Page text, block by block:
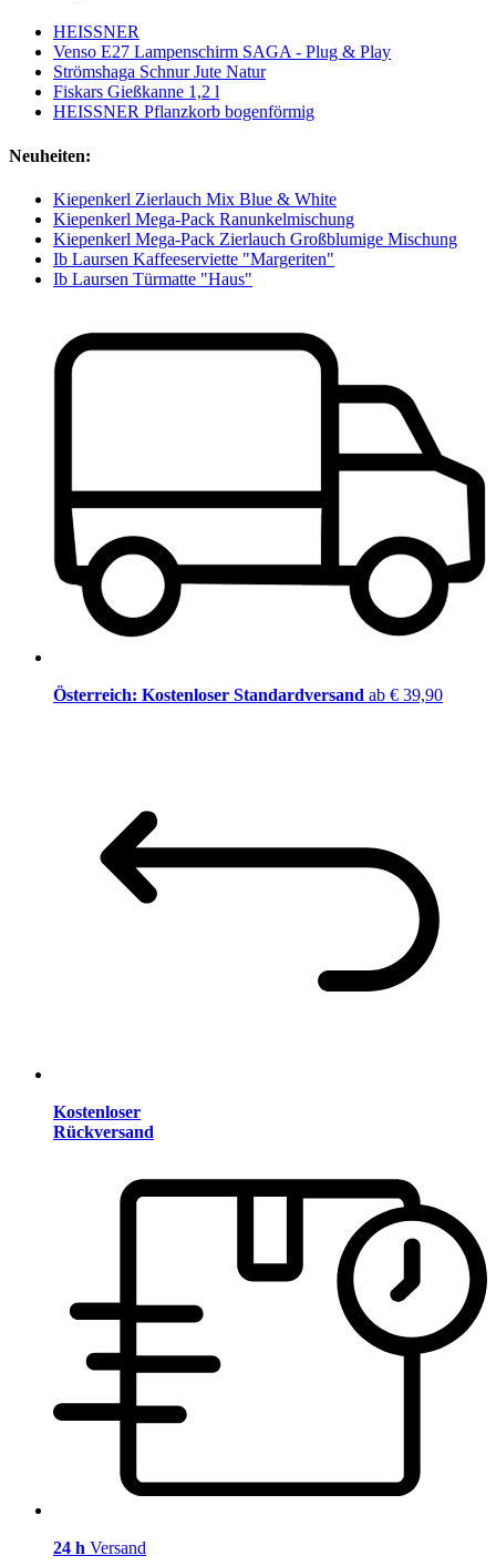
HEISSNER
Venso E27 Lampenschirm SAGA - Plug & Play
Strömshaga Schnur Jute Natur
Fiskars Gießkanne 1,2 l
HEISSNER Pflanzkorb bogenförmig
Neuheiten:
Kiepenkerl Zierlauch Mix Blue & White
Kiepenkerl Mega-Pack Ranunkelmischung
Kiepenkerl Mega-Pack Zierlauch Großblumige Mischung
Ib Laursen Kaffeeserviette "Margeriten"
Ib Laursen Türmatte "Haus"
Österreich: Kostenloser Standardversand ab € 39,90
Kostenloser
Rückversand
24 h Versand